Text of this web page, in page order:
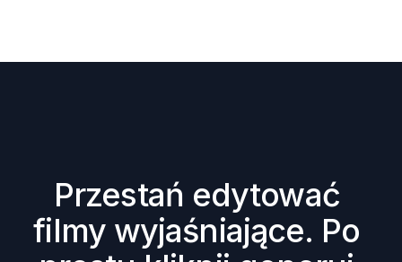
Przestań edytować
filmy wyjaśniające. Po